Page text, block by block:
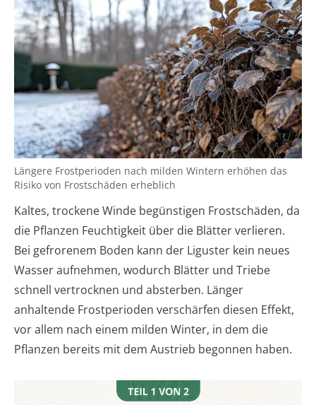
Längere Frostperioden nach milden Wintern erhöhen das
Risiko von Frostschäden erheblich
Kaltes, trockene Winde begünstigen Frostschäden, da
die Pflanzen Feuchtigkeit über die Blätter verlieren.
Bei gefrorenem Boden kann der Liguster kein neues
Wasser aufnehmen, wodurch Blätter und Triebe
schnell vertrocknen und absterben. Länger
anhaltende Frostperioden verschärfen diesen Effekt,
vor allem nach einem milden Winter, in dem die
Pflanzen bereits mit dem Austrieb begonnen haben.